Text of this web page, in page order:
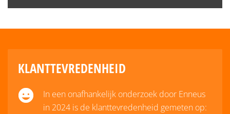
KLANTTEVREDENHEID
In een onafhankelijk onderzoek door Enneus
in 2024 is de klanttevredenheid gemeten op: